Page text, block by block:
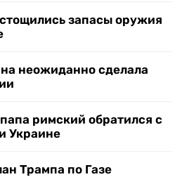
запасы оружия
неожиданно сделала
римский обратился с
Украине
Трампа по Газе